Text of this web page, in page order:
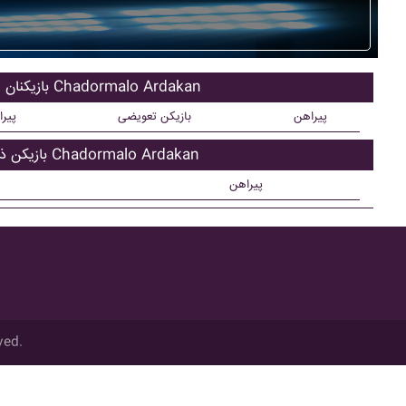
بازیکنان اصلی Chadormalo Ardakan
بازیکن تعویضی پیراهن
بازیکن ذحیره Chadormalo Ardakan
پیراهن